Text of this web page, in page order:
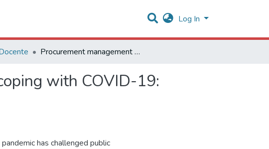
Log In
Procurement management of strategic inputs in coping with COVID-19: scoping review protocol
with COVID-19:
has challenged public